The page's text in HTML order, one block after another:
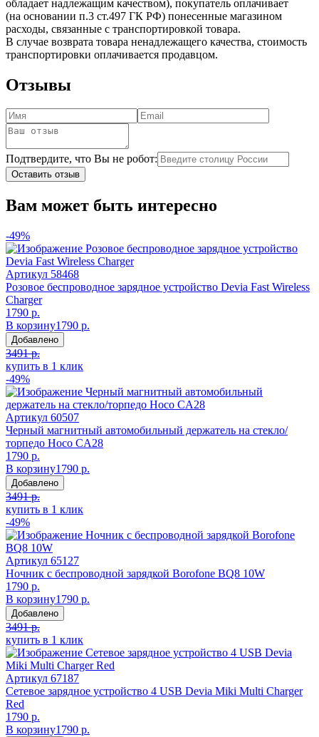
обладает надлежащим качеством), покупатель оплачивает
(на основании п.3 ст.497 ГК РФ) понесенные магазином
расходы, связанные с транспортировкой товара.
В случае возврата товара ненадлежащего качества, стоимость
транспортировки оплачивается продавцом.
Отзывы
Подтвердите, что Вы не робот:
Оставить отзыв
Вам может быть интересно
-49%
Артикул 58468
Розовое беспроводное зарядное устройство Devia Fast Wireless
Charger
1790 р.
В корзину1790 р.
Добавлено
3491 р.
купить в 1 клик
-49%
Артикул 60507
Черный магнитный автомобильный держатель на стекло/
торпедо Hoco CA28
1790 р.
В корзину1790 р.
Добавлено
3491 р.
купить в 1 клик
-49%
Артикул 65127
Ночник с беспроводной зарядкой Borofone BQ8 10W
1790 р.
В корзину1790 р.
Добавлено
3491 р.
купить в 1 клик
Артикул 67187
Сетевое зарядное устройство 4 USB Devia Miki Multi Charger
Red
1790 р.
В корзину1790 р.